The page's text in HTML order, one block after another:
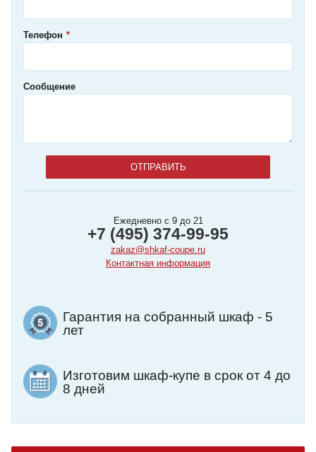
Телефон
Сообщение
Ежедневно с 9 до 21
+7 (495) 374-99-95
zakaz@shkaf-coupe.ru
Контактная информация
Гарантия на собранный шкаф - 5
лет
Изготовим шкаф-купе в срок от 4 до
8 дней